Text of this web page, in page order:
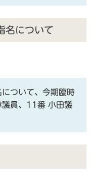
名について
ついて、今期臨時
員、11番 小田議